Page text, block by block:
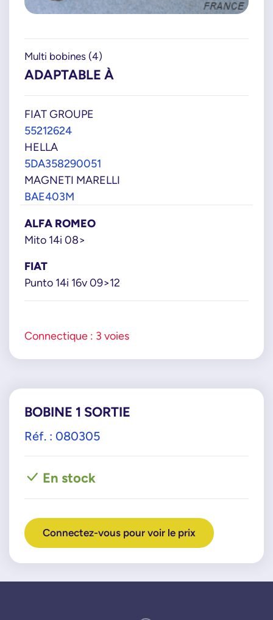
Multi bobines (4)
ADAPTABLE À
FIAT GROUPE
55212624
HELLA
5DA358290051
MAGNETI MARELLI
BAE403M
ALFA ROMEO
Mito 14i 08>
FIAT
Punto 14i 16v 09>12
Connectique : 3 voies
BOBINE 1 SORTIE
Réf. : 080305
En stock
Connectez-vous pour voir le prix